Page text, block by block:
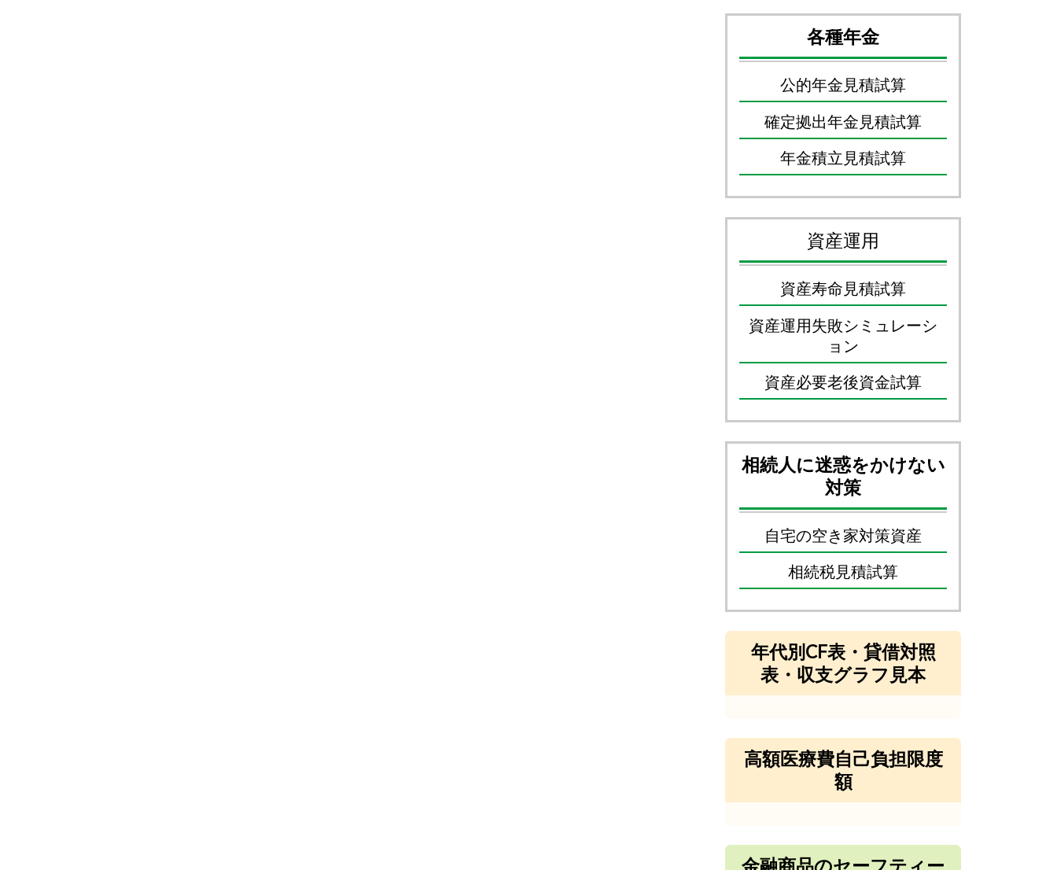
各種年金
公的年金見積試算
確定拠出年金見積試算
年金積立見積試算
資産運用
資産寿命見積試算
資産運用失敗シミュレーシ
ョン
資産必要老後資金試算
相続人に迷惑をかけない
対策
自宅の空き家対策資産
相続税見積試算
年代別CF表・貸借対照
表・収支グラフ見本
高額医療費自己負担限度
額
金融商品のセーフティー